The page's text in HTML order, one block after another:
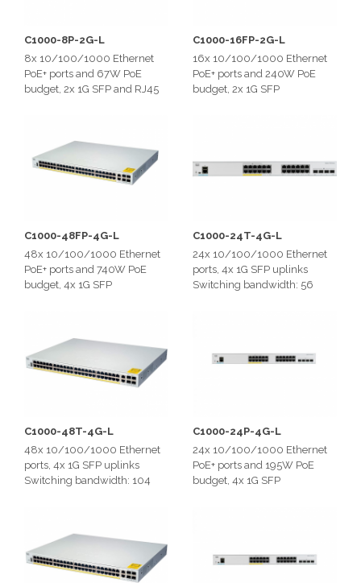
C1000-8P-2G-L
8x 10/100/1000 Ethernet
PoE+ ports and 67W PoE
budget, 2x 1G SFP and RJ45
C1000-16FP-2G-L
16x 10/100/1000 Ethernet
PoE+ ports and 240W PoE
budget, 2x 1G SFP
C1000-48FP-4G-L
48x 10/100/1000 Ethernet
PoE+ ports and 740W PoE
budget, 4x 1G SFP
C1000-24T-4G-L
24x 10/100/1000 Ethernet
ports, 4x 1G SFP uplinks
Switching bandwidth: 56
C1000-48T-4G-L
48x 10/100/1000 Ethernet
ports, 4x 1G SFP uplinks
Switching bandwidth: 104
C1000-24P-4G-L
24x 10/100/1000 Ethernet
PoE+ ports and 195W PoE
budget, 4x 1G SFP